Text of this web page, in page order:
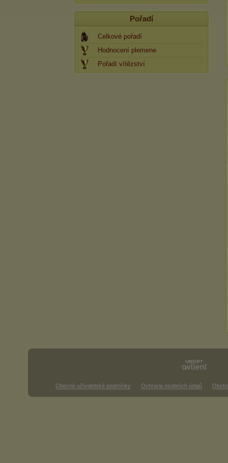
Pořadí
Celkové pořadí
Hodnocení plemene
Pořadí vítězství
Obecné uživatelské podmínky Ochrana osobních údajů